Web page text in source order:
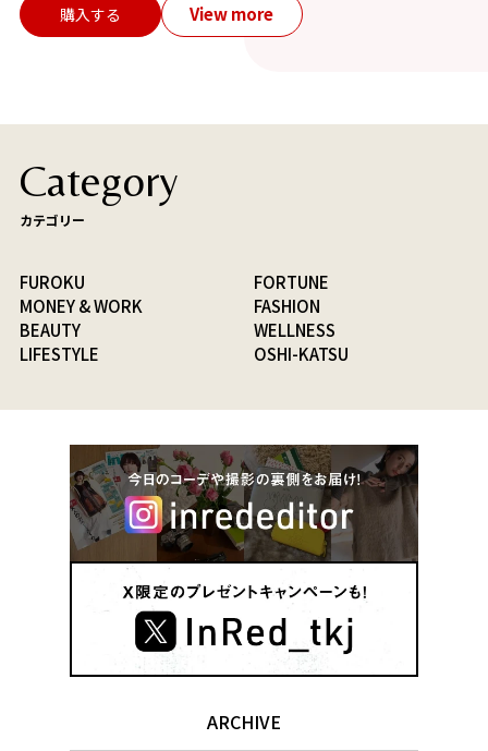
購入する View more
Category
カテゴリー
FUROKU
FORTUNE
MONEY & WORK
FASHION
BEAUTY
WELLNESS
LIFESTYLE
OSHI-KATSU
ARCHIVE